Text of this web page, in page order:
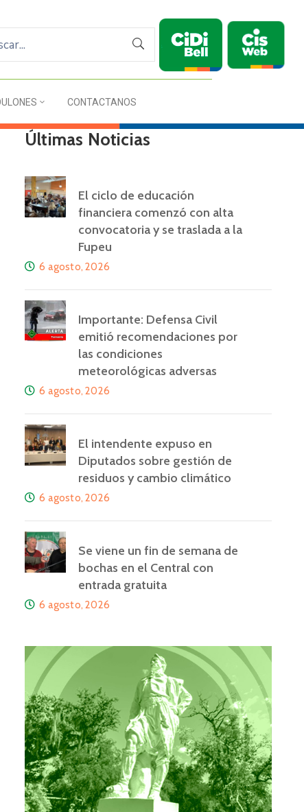
CONTACTANOS
Últimas Noticias
El ciclo de educación
financiera comenzó con alta
convocatoria y se traslada a la
Fupeu
6 agosto, 2026
Importante: Defensa Civil
emitió recomendaciones por
las condiciones
meteorológicas adversas
6 agosto, 2026
El intendente expuso en
Diputados sobre gestión de
residuos y cambio climático
6 agosto, 2026
Se viene un fin de semana de
bochas en el Central con
entrada gratuita
6 agosto, 2026